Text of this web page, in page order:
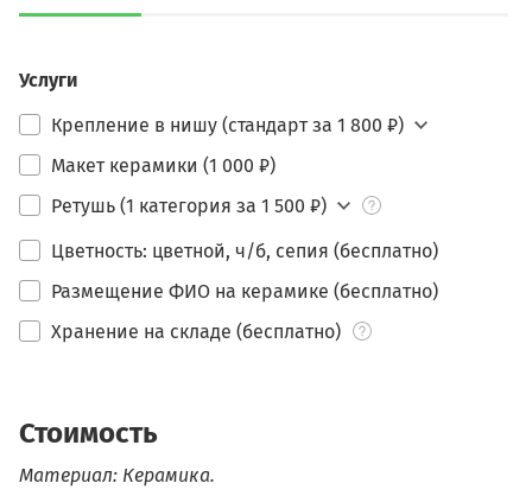
Услуги
Крепление в нишу (стандарт за 1 800 ₽)
Макет керамики (1 000 ₽)
Ретушь (1 категория за 1 500 ₽)
Цветность: цветной, ч/б, сепия (бесплатно)
Размещение ФИО на керамике (бесплатно)
Хранение на складе (бесплатно)
Стоимость
Материал: Керамика.